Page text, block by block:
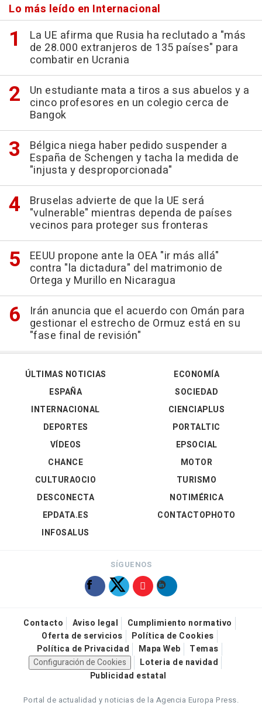
Lo más leído en Internacional
La UE afirma que Rusia ha reclutado a "más
de 28.000 extranjeros de 135 países" para
combatir en Ucrania
Un estudiante mata a tiros a sus abuelos y a
cinco profesores en un colegio cerca de
Bangok
Bélgica niega haber pedido suspender a
España de Schengen y tacha la medida de
"injusta y desproporcionada"
Bruselas advierte de que la UE será
"vulnerable" mientras dependa de países
vecinos para proteger sus fronteras
EEUU propone ante la OEA "ir más allá"
contra "la dictadura" del matrimonio de
Ortega y Murillo en Nicaragua
Irán anuncia que el acuerdo con Omán para
gestionar el estrecho de Ormuz está en su
"fase final de revisión"
ÚLTIMAS NOTICIAS
ESPAÑA
INTERNACIONAL
DEPORTES
VÍDEOS
ECONOMÍA
SOCIEDAD
CIENCIAPLUS
PORTALTIC
EPSOCIAL
CHANCE
CULTURAOCIO
DESCONECTA
EPDATA.ES
INFOSALUS
MOTOR
TURISMO
NOTIMÉRICA
CONTACTOPHOTO
SÍGUENOS
Contacto Aviso legal
Cumplimiento normativo
Oferta de servicios
Política de Cookies
Política de Privacidad
Mapa Web
Temas
Configuración de Cookies
Loteria de navidad
Publicidad estatal
Portal de actualidad y noticias de la Agencia Europa Press.